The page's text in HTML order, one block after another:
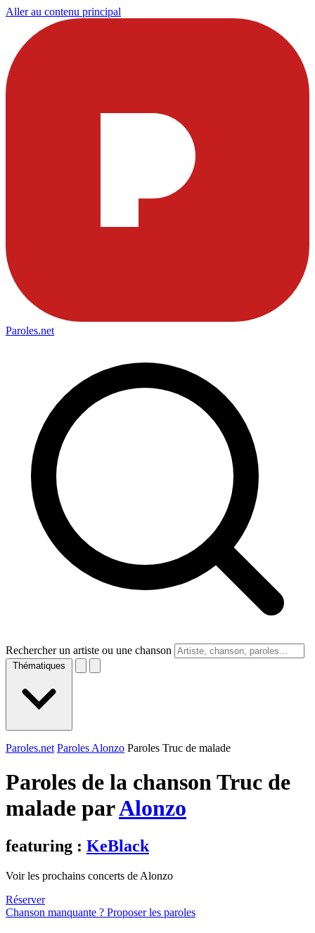
Aller au contenu principal
Paroles.net
Rechercher un artiste ou une chanson
Thématiques
Paroles.net Paroles Alonzo Paroles Truc de malade
Paroles de la chanson Truc de
malade parAlonzo
featuring : KeBlack
Voir les prochains concerts de Alonzo
Réserver
Chanson manquante ? Proposer les paroles